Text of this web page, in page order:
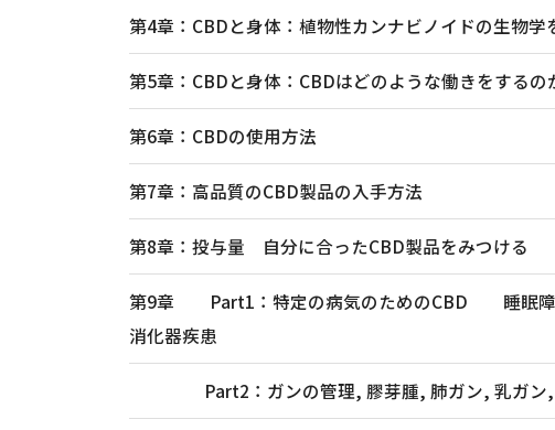
第4章：CBDと身体：植物性カンナビノイドの生物学
第5章：CBDと身体：CBDはどのような働きをするの
第6章：CBDの使用方法
第7章：高品質のCBD製品の入手方法
第8章：投与量 自分に合ったCBD製品をみつける
第9章 Part1：特定の病気のためのCBD 睡眠障害,
消化器疾患
Part2：ガンの管理, 膠芽腫, 肺ガン, 乳ガン, 神